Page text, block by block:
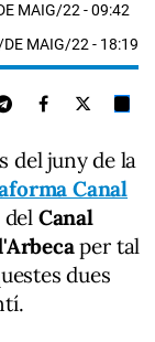
MAIG/22 - 09:42
MAIG/22 - 18:19
del juny de la
Canal
Canal
per tal
dues